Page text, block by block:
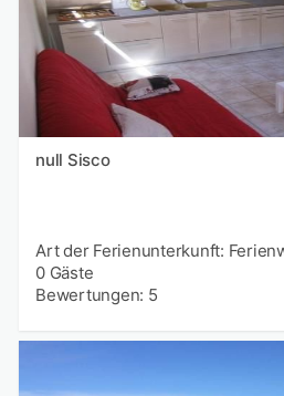
null Sisco
Art der Ferienunterkunft:
0 Gäste
Bewertungen: 5